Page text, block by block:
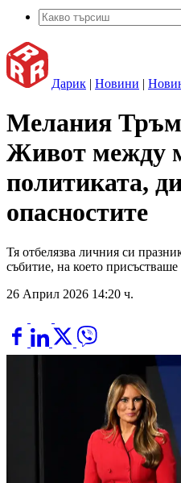
Дарик | Новини |
Мелания
Живот между
политиката,
опасностите
Тя отбелязва личния си
събитие, на което
26 Април 2026 14:20 ч.